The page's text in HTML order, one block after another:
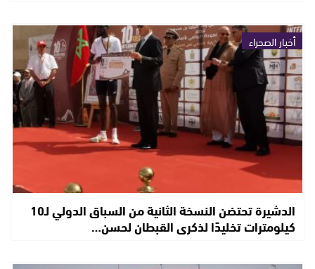
أخبار الصحراء
الدشيرة تحتضن النسخة الثانية من السباق الدولي لـ10
كيلومترات تخليدًا لذكرى القبطان لحسن…